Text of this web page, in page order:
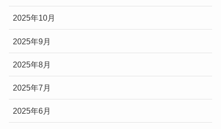
2025年10月
2025年9月
2025年8月
2025年7月
2025年6月